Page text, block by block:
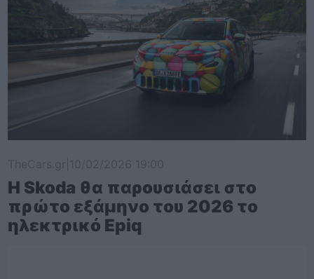
Η Skoda θα παρουσιάσει στο
πρώτο εξάμηνο του 2026 το
ηλεκτρικό Epiq